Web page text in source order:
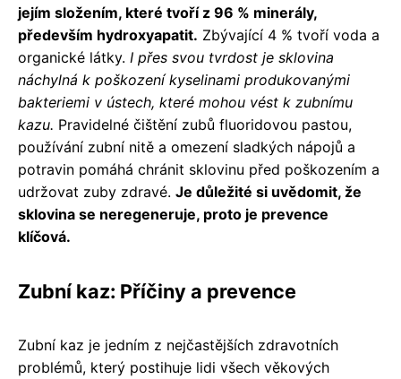
jejím složením, které tvoří z 96 % minerály,
především hydroxyapatit. Zbývající 4 % tvoří voda a
organické látky. I přes svou tvrdost je sklovina
náchylná k poškození kyselinami produkovanými
bakteriemi v ústech, které mohou vést k zubnímu
kazu. Pravidelné čištění zubů fluoridovou pastou,
používání zubní nitě a omezení sladkých nápojů a
potravin pomáhá chránit sklovinu před poškozením a
udržovat zuby zdravé. Je důležité si uvědomit, že
sklovina se neregeneruje, proto je prevence
klíčová.
Zubní kaz: Příčiny a prevence
Zubní kaz je jedním z nejčastějších zdravotních
problémů, který postihuje lidi všech věkových